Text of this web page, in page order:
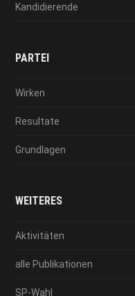
Kandidierende
PARTEI
Wirken
Resultate
Grundlagen
WEITERES
Aktivitäten
alle Publikationen
SP-Wahl